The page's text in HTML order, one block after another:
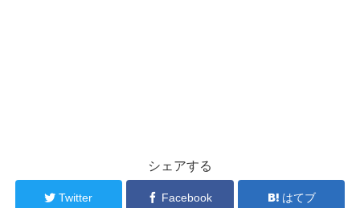
シェアする
Twitter Facebook はてブ